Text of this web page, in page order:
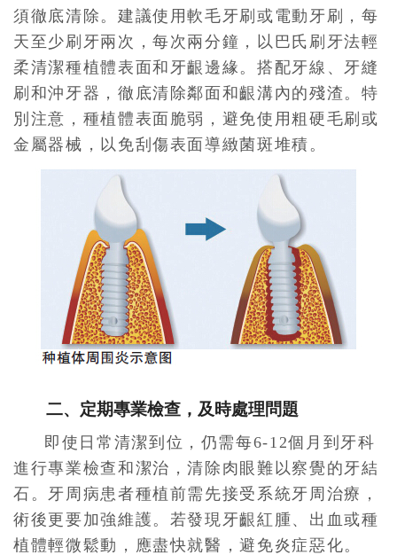
須徹底清除。建議使用軟毛牙刷或電動牙刷，每
天至少刷牙兩次，每次兩分鐘，以巴氏刷牙法輕
柔清潔種植體表面和牙齦邊緣。搭配牙線、牙縫
刷和沖牙器，徹底清除鄰面和齦溝內的殘渣。特
別注意，種植體表面脆弱，避免使用粗硬毛刷或
金屬器械，以免刮傷表面導緻菌斑堆積。
二、定期專業檢查，及時處理問題
即使日常清潔到位，仍需每6-12個月到牙科
進行專業檢查和潔治，清除肉眼難以察覺的牙結
石。牙周病患者種植前需先接受系統牙周治療，
術後更要加強維護。若發現牙齦紅腫、出血或種
植體輕微鬆動，應盡快就醫，避免炎症惡化。